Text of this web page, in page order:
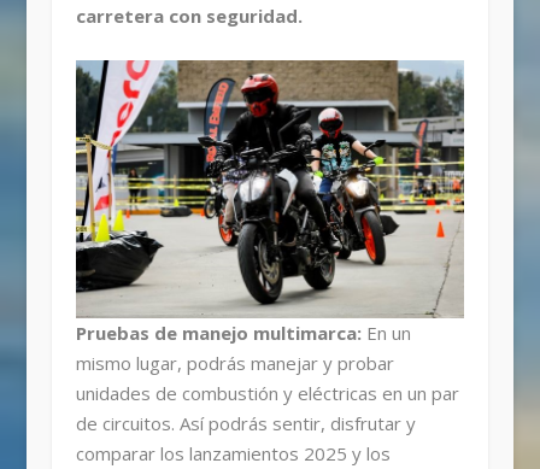
carretera con seguridad.
Pruebas de manejo multimarca: En un
mismo lugar, podrás manejar y probar
unidades de combustión y eléctricas en un par
de circuitos. Así podrás sentir, disfrutar y
comparar los lanzamientos 2025 y los